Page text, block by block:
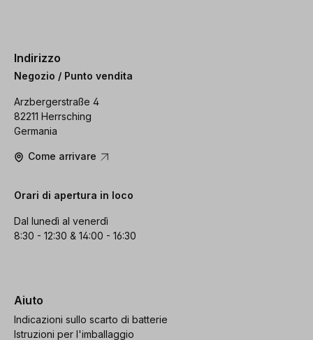
Indirizzo
Negozio / Punto vendita
Arzbergerstraße 4
82211 Herrsching
Germania
Come arrivare
Orari di apertura in loco
Dal lunedì al venerdì
8:30 - 12:30 & 14:00 - 16:30
Aiuto
Indicazioni sullo scarto di batterie
Istruzioni per l'imballaggio